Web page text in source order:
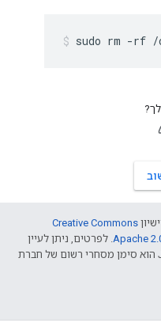
sudo rm -rf /
Creative Commons
Apache. לפרטים, ניתן לעיין
.‏ Java הוא סימן מסחרי רשום של חברת